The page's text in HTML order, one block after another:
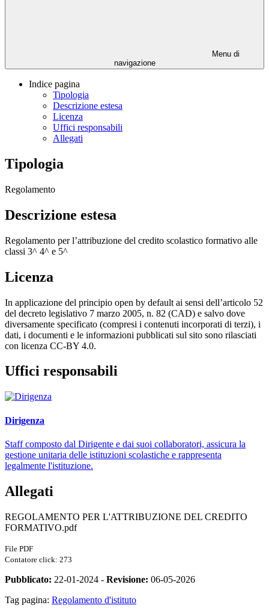
Menu di
navigazione
Indice pagina
Tipologia
Descrizione estesa
Licenza
Uffici responsabili
Allegati
Tipologia
Regolamento
Descrizione estesa
Regolamento per l’attribuzione del credito scolastico formativo alle
classi 3^ 4^ e 5^
Licenza
In applicazione del principio open by default ai sensi dell’articolo 52
del decreto legislativo 7 marzo 2005, n. 82 (CAD) e salvo dove
diversamente specificato (compresi i contenuti incorporati di terzi), i
dati, i documenti e le informazioni pubblicati sul sito sono rilasciati
con licenza CC-BY 4.0.
Uffici responsabili
Dirigenza
Staff composto dal Dirigente e dai suoi collaboratori, assicura la
gestione unitaria delle istituzioni scolastiche e rappresenta
legalmente l'istituzione.
Allegati
REGOLAMENTO PER L'ATTRIBUZIONE DEL CREDITO
FORMATIVO.pdf
File PDF
Contatore click: 273
Pubblicato: 22-01-2024 - Revisione: 06-05-2026
Tag pagina: Regolamento d'istituto